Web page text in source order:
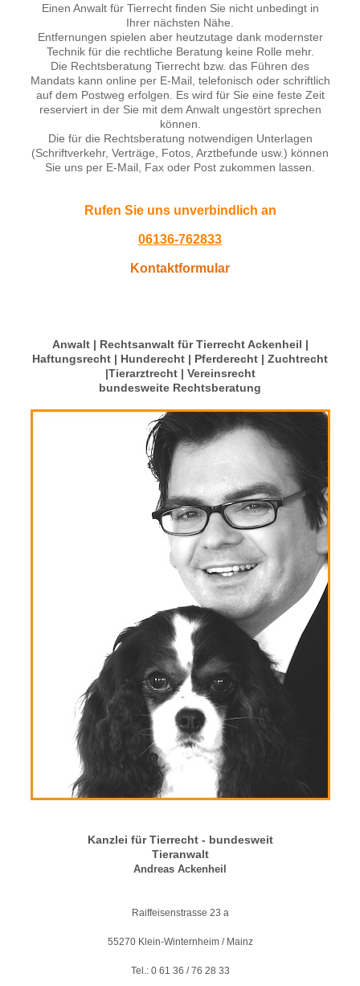
Einen Anwalt für Tierrecht finden Sie nicht unbedingt in
Ihrer nächsten Nähe.
Entfernungen spielen aber heutzutage dank modernster
Technik für die rechtliche Beratung keine Rolle mehr.
Die Rechtsberatung Tierrecht bzw. das Führen des
Mandats kann online per E-Mail, telefonisch oder schriftlich
auf dem Postweg erfolgen. Es wird für Sie eine feste Zeit
reserviert in der Sie mit dem Anwalt ungestört sprechen
können.
Die für die Rechtsberatung notwendigen Unterlagen
(Schriftverkehr, Verträge, Fotos, Arztbefunde usw.) können
Sie uns per E-Mail, Fax oder Post zukommen lassen.
Rufen Sie uns unverbindlich an
06136-762833
Kontaktformular
Anwalt | Rechtsanwalt für Tierrecht Ackenheil |
Haftungsrecht | Hunderecht | Pferderecht | Zuchtrecht
|Tierarztrecht | Vereinsrecht
bundesweite Rechtsberatung
Kanzlei für Tierrecht - bundesweit
Tieranwalt
Andreas Ackenheil
Raiffeisenstrasse 23 a
55270 Klein-Winternheim / Mainz
Tel.: 0 61 36 / 76 28 33